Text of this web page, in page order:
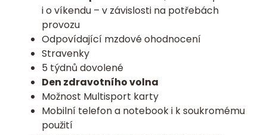
i o víkendu – v závislosti na potřebách
provozu
Odpovídající mzdové ohodnocení
Stravenky
5 týdnů dovolené
Den zdravotního volna
Možnost Multisport karty
Mobilní telefon a notebook i k soukromému
použití